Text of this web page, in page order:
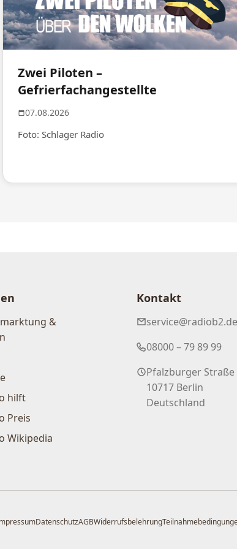
Zwei Piloten –
Gefrierfachangestellte
07.08.2026
Foto: Schlager Radio
&
hilft
Preis
Wikipedia
Kontakt
service@radiob2.de
08000 – 79 89 99
Pfalzburger Straße
10717 Berlin
Deutschland
DatenschutzAGBWiderrufsbelehrung